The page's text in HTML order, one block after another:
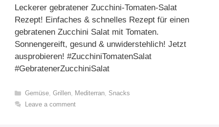
Leckerer gebratener Zucchini-Tomaten-Salat
Rezept! Einfaches & schnelles Rezept für einen
gebratenen Zucchini Salat mit Tomaten.
Sonnengereift, gesund & unwiderstehlich! Jetzt
ausprobieren! #ZucchiniTomatenSalat
#GebratenerZucchiniSalat
Categories
Gemüse, Grillen, Mediterran, Snacks
Leave a comment